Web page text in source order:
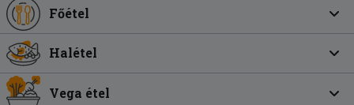
Főétel
Halétel
Vega étel